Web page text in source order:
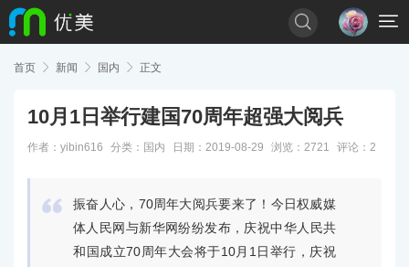


首页  新闻  国内  正文
10月1日举行建国70周年超强大阅兵
作者：yibin616 分类： 国内 日期：2019-08-29 浏览：2721 评论：2

振奋人心，70周年大阅兵要来了！今日权威媒
体人民网与新华网纷纷发布，庆祝中华人民共
和国成立70周年大会将于10月1日举行，庆祝